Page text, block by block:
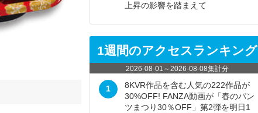
上昇の影響を踏まえて
1週間のアクセスランキング
2026-08-01 ～2026-08-08集計分
1
8KVR作品を含む人気の222作品が
30%OFF! FANZA動画が「春のパン
ツまつり30％OFF」第2弾を明日1